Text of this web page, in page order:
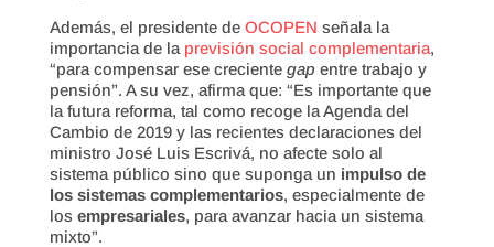
Además, el presidente de OCOPEN señala la
importancia de la previsión social complementaria,
“para compensar ese creciente gap entre trabajo y
pensión”. A su vez, afirma que: “Es importante que
la futura reforma, tal como recoge la Agenda del
Cambio de 2019 y las recientes declaraciones del
ministro José Luis Escrivá, no afecte solo al
sistema público sino que suponga un impulso de
los sistemas complementarios, especialmente de
los empresariales, para avanzar hacia un sistema
mixto”.